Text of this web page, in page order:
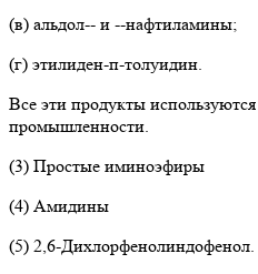
(в) альдол-- и --нафтиламины;
(г) этилиден-п-толуидин.
Все эти продукты
промышленности.
(3) Простые иминоэфиры
(4) Амидины
(5) 2,6-Дихлорфенолиндофенол.